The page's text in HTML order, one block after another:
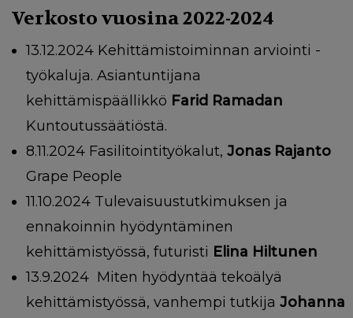
Verkosto vuosina 2022-2024
13.12.2024 Kehittämistoiminnan arviointi -
työkaluja. Asiantuntijana
kehittämispäällikkö Farid Ramadan
Kuntoutussäätiöstä.
8.11.2024 Fasilitointityökalut, Jonas Rajanto
Grape People
11.10.2024 Tulevaisuustutkimuksen ja
ennakoinnin hyödyntäminen
kehittämistyössä, futuristi Elina Hiltunen
13.9.2024 Miten hyödyntää tekoälyä
kehittämistyössä, vanhempi tutkija Johanna